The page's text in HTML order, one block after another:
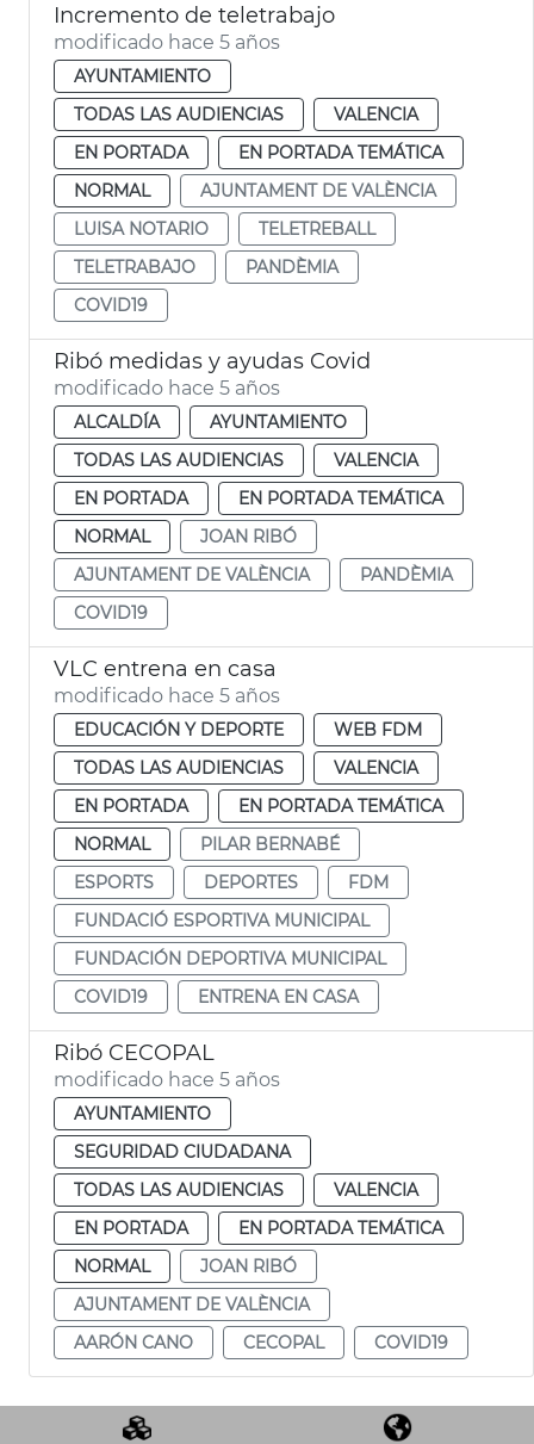
Incremento de teletrabajo
modificado hace 5 años
AYUNTAMIENTO
TODAS LAS AUDIENCIAS
VALENCIA
EN PORTADA
EN PORTADA TEMÁTICA
NORMAL
AJUNTAMENT DE VALÈNCIA
LUISA NOTARIO
TELETREBALL
TELETRABAJO
PANDÈMIA
COVID19
Ribó medidas y ayudas Covid
modificado hace 5 años
ALCALDÍA
AYUNTAMIENTO
TODAS LAS AUDIENCIAS
VALENCIA
EN PORTADA
EN PORTADA TEMÁTICA
NORMAL
JOAN RIBÓ
AJUNTAMENT DE VALÈNCIA
PANDÈMIA
COVID19
VLC entrena en casa
modificado hace 5 años
EDUCACIÓN Y DEPORTE
WEB FDM
TODAS LAS AUDIENCIAS
VALENCIA
EN PORTADA
EN PORTADA TEMÁTICA
NORMAL
PILAR BERNABÉ
ESPORTS
DEPORTES
FDM
FUNDACIÓ ESPORTIVA MUNICIPAL
FUNDACIÓN DEPORTIVA MUNICIPAL
COVID19
ENTRENA EN CASA
Ribó CECOPAL
modificado hace 5 años
AYUNTAMIENTO
SEGURIDAD CIUDADANA
TODAS LAS AUDIENCIAS
VALENCIA
EN PORTADA
EN PORTADA TEMÁTICA
NORMAL
JOAN RIBÓ
AJUNTAMENT DE VALÈNCIA
AARÓN CANO
CECOPAL COVID19